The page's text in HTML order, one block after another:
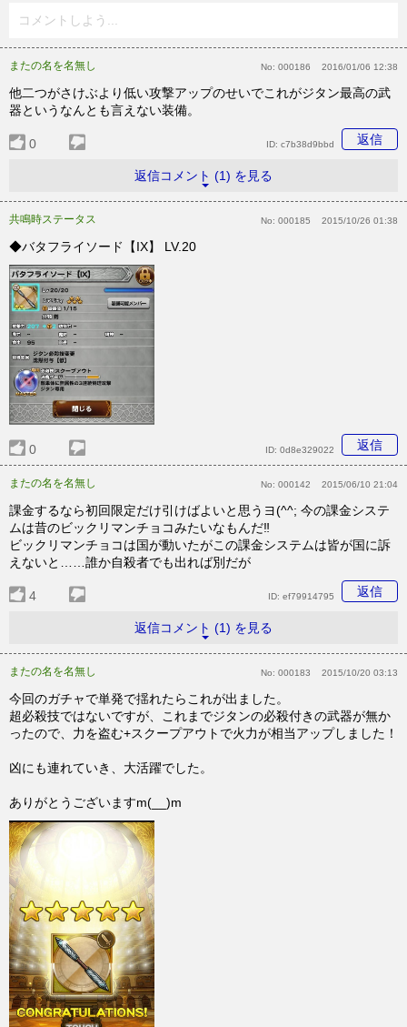
コメントしよう...
またの名を名無し No: 000186 2016/01/06 12:38
他二つがさけぶより低い攻撃アップのせいでこれがジタン最高の武
器というなんとも言えない装備。
0 返信
ID: c7b38d9bbd
返信コメント (1) を見る
共鳴時ステータス No: 000185 2015/10/26 01:38
◆バタフライソード【IX】 LV.20
0 返信
ID: 0d8e329022
またの名を名無し No: 000142 2015/06/10 21:04
課金するなら初回限定だけ引けばよいと思うヨ(^^; 今の課金システ
ムは昔のビックリマンチョコみたいなもんだ‼
ビックリマンチョコは国が動いたがこの課金システムは皆が国に訴
えないと……誰か自殺者でも出れば別だが
4 返信
ID: ef79914795
返信コメント (1) を見る
またの名を名無し No: 000183 2015/10/20 03:13
今回のガチャで単発で揺れたらこれが出ました。
超必殺技ではないですが、これまでジタンの必殺付きの武器が無か
ったので、力を盗む+スクープアウトで火力が相当アップしました！
凶にも連れていき、大活躍でした。
ありがとうございますm(__)m